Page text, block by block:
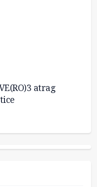
atrag